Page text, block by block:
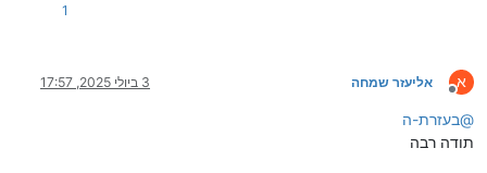
1
א
מנותק
אליעזר שמחה 3 ביולי 2025, 17:57
@בעזרת-ה
תודה רבה